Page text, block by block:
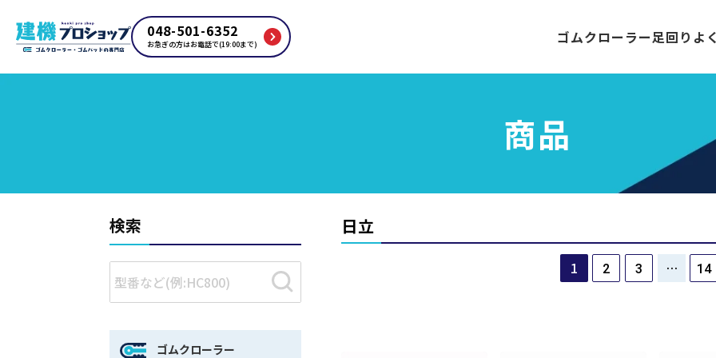
048-501-6352
お急ぎの方はお電話で(19:00まで) ゴムクローラー足回り よ
商品
日立
1 2 3 … 14
検索
ゴムクローラー